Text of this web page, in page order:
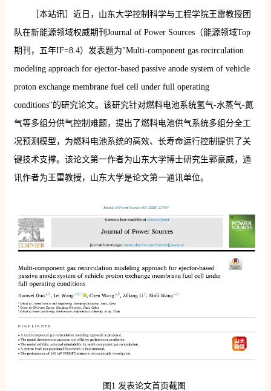
［本站讯］近日，山东大学控制科学与工程学院王雷教授团
队在新能源领域权威期刊Journal of Power Sources（能源领域Top
期刊，五年IF=8.4）发表题为"Multi-component gas recirculation
modeling approach for ejector-based passive anode system of vehicle
proton exchange membrane fuel cell under full operating
conditions"的研究论文。该研究针对燃料电池系统氢气-水蒸气-氮
气等多组分供气控制难题，提出了燃料电池供气系统多组分全工
况预测模型，为燃料电池系统的高效、长寿命运行控制提供了关
键技术支撑。该论文第一作者为山东大学博士研究生郭豪威，通
讯作者为王雷教授，山东大学是论文第一通讯单位。
图1 发表论文首页截图